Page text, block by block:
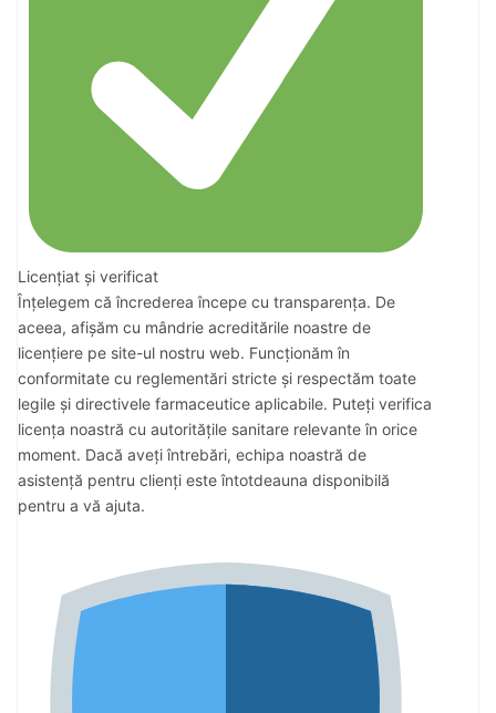
Licențiat și verificat
Înțelegem că încrederea începe cu transparența. De
aceea, afișăm cu mândrie acreditările noastre de
licențiere pe site-ul nostru web. Funcționăm în
conformitate cu reglementări stricte și respectăm toate
legile și directivele farmaceutice aplicabile. Puteți verifica
licența noastră cu autoritățile sanitare relevante în orice
moment. Dacă aveți întrebări, echipa noastră de
asistență pentru clienți este întotdeauna disponibilă
pentru a vă ajuta.